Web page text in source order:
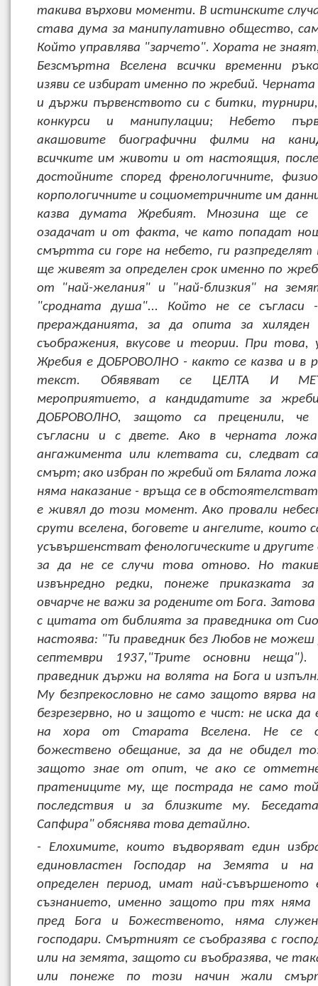
такива върхови моменти. В истинските
става дума за манипулативно общество,
Който управлява "зарчето". Хората не
Безсмъртна Вселена всички временни
изяви се избират именно по жребий.
и държи първенството си с битки, турнири,
конкурси и манипулации; Небето
акашовите биографични филми на
всичките им животи и от настоящия,
достойните според френологичните,
корпологичните и социометричните им
казва думата Жребият. Мнозина ще се
озадачат и от факта, че като попадат
смъртта си горе на небето, ги разпределят
ще живеят за определен срок именно по
от "най-желания" и "най-близкия" на
"сродната душа"... Който не се съгласи
преражданията, за да опита за
съображения, вкусове и теории. При това,
Жребия е ДОБРОВОЛНО - както се казва и в
текст. Обявяват се ЦЕЛТА И
мероприятието, а кандидатите за
ДОБРОВОЛНО, защото са преценили, че
съгласни и с двете. Ако в черната
ангажимента или клетвата си, следват
смърт; ако избран по жребий от Бялата
няма наказание - връща се в
е живял до този момент. Ако провали
срути вселена, боговете и ангелите, които
усъвършенстват фенологическите и другите
за да не се случи това отново. Но
извънредно редки, понеже приказката
овчарче не важи за родените от Бога. Затова
с цитата от библията за праведника от
настоява: "Ти праведник без Любов не
септември 1937,"Трите основни неща").
праведник държи на волята на Бога и
Му безпрекословно не само защото вярва
безрезервно, но и защото е чист: не иска да
на хора от Старата Вселена. Не се
божествено обещание, за да не обидел
защото знае от опит, че ако се
пратениците му, ще пострада не само
последствия и за близките му.
Сапфира" обяснява това детайлно.
- Елохимите, които въдворяват един
единовластен Господар на Земята и
определен период, имат най-съвършеното
съзнанието, именно защото при тях няма
пред Бога и Божественото, няма
господари. Смъртният се съобразява с
или на земята, защото си въобразява, че
или понеже по този начин жали